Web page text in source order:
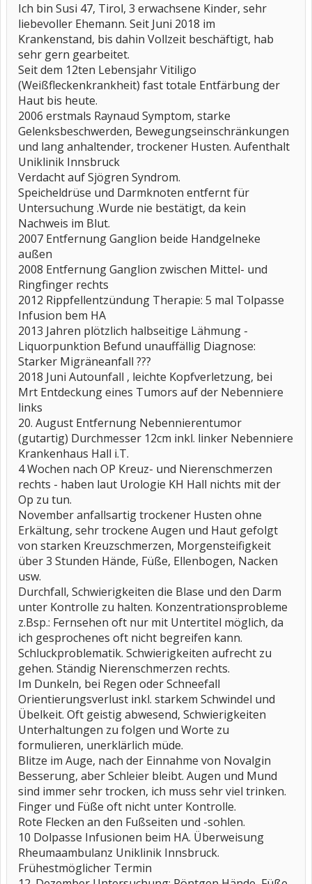
Ich bin Susi 47, Tirol, 3 erwachsene Kinder, sehr
liebevoller Ehemann. Seit Juni 2018 im
Krankenstand, bis dahin Vollzeit beschäftigt, hab
sehr gern gearbeitet.
Seit dem 12ten Lebensjahr Vitiligo
(Weißfleckenkrankheit) fast totale Entfärbung der
Haut bis heute.
2006 erstmals Raynaud Symptom, starke
Gelenksbeschwerden, Bewegungseinschränkungen
und lang anhaltender, trockener Husten. Aufenthalt
Uniklinik Innsbruck
Verdacht auf Sjögren Syndrom.
Speicheldrüse und Darmknoten entfernt für
Untersuchung .Wurde nie bestätigt, da kein
Nachweis im Blut.
2007 Entfernung Ganglion beide Handgelneke
außen
2008 Entfernung Ganglion zwischen Mittel- und
Ringfinger rechts
2012 Rippfellentzündung Therapie: 5 mal Tolpasse
Infusion bem HA
2013 Jahren plötzlich halbseitige Lähmung -
Liquorpunktion Befund unauffällig Diagnose:
Starker Migräneanfall ???
2018 Juni Autounfall , leichte Kopfverletzung, bei
Mrt Entdeckung eines Tumors auf der Nebenniere
links
20. August Entfernung Nebennierentumor
(gutartig) Durchmesser 12cm inkl. linker Nebenniere
Krankenhaus Hall i.T.
4 Wochen nach OP Kreuz- und Nierenschmerzen
rechts - haben laut Urologie KH Hall nichts mit der
Op zu tun.
November anfallsartig trockener Husten ohne
Erkältung, sehr trockene Augen und Haut gefolgt
von starken Kreuzschmerzen, Morgensteifigkeit
über 3 Stunden Hände, Füße, Ellenbogen, Nacken
usw.
Durchfall, Schwierigkeiten die Blase und den Darm
unter Kontrolle zu halten. Konzentrationsprobleme
z.Bsp.: Fernsehen oft nur mit Untertitel möglich, da
ich gesprochenes oft nicht begreifen kann.
Schluckproblematik. Schwierigkeiten aufrecht zu
gehen. Ständig Nierenschmerzen rechts.
Im Dunkeln, bei Regen oder Schneefall
Orientierungsverlust inkl. starkem Schwindel und
Übelkeit. Oft geistig abwesend, Schwierigkeiten
Unterhaltungen zu folgen und Worte zu
formulieren, unerklärlich müde.
Blitze im Auge, nach der Einnahme von Novalgin
Besserung, aber Schleier bleibt. Augen und Mund
sind immer sehr trocken, ich muss sehr viel trinken.
Finger und Füße oft nicht unter Kontrolle.
Rote Flecken an den Fußseiten und -sohlen.
10 Dolpasse Infusionen beim HA. Überweisung
Rheumaambulanz Uniklinik Innsbruck.
Frühestmöglicher Termin